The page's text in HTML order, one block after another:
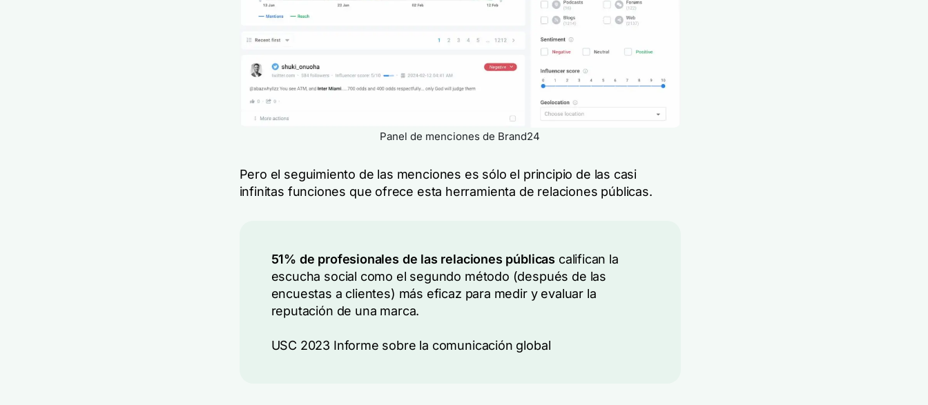
Panel de menciones de Brand24
Pero el seguimiento de las menciones es sólo el principio de las casi
infinitas funciones que ofrece esta herramienta de relaciones públicas.
51% de profesionales de las relaciones públicas califican la
escucha social como el segundo método (después de las
encuestas a clientes) más eficaz para medir y evaluar la
reputación de una marca.
USC 2023 Informe sobre la comunicación global